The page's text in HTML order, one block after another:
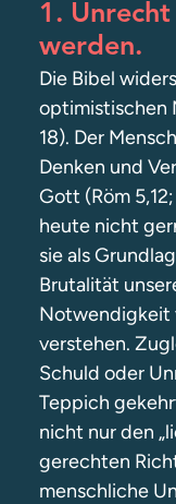
1.
werden.
Die Bibel
optimistischen
18). Der
Denken und
Gott (Röm
heute nicht
sie als
Brutalität
Notwendigkeit
verstehen.
Schuld oder
Teppich
nicht nur den
gerechten
menschliche